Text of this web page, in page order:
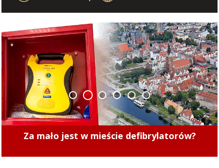
Mistrzowie Parkowania w Elblągu (część 495)
1 2 3 4 5 6